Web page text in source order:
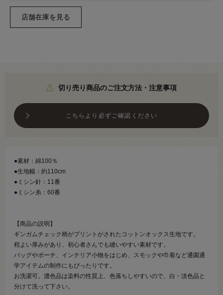
切り売り商品のご注文方法・注意事項
こちらより必ずご確認ください
●素材：綿100％
●生地幅：約110cm
●ミシン針：11番
●ミシン糸：60番
【商品の説明】
ギンガムチェック柄がプリントがされたコットンオックス生地です。
程よい厚みがあり、初心者さんでも縫いやすい素材です。
バッグやポーチ、インテリア小物をはじめ、スモックや巾着など通園通
学アイテムの制作にもぴったりです。
お洗濯可。濃色品は染料の性質上、色落ちしやすいので、白・淡色品と
分けて洗って下さい。